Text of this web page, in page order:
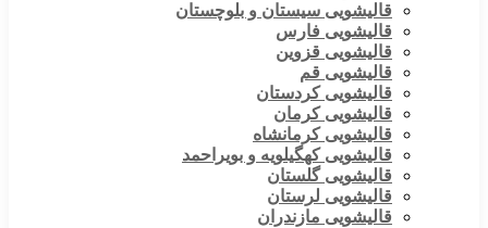
قالیشویی سیستان و بلوچستان
قالیشویی فارس
قالیشویی قزوین
قالیشویی قم
قالیشویی کردستان
قالیشویی کرمان
قالیشویی کرمانشاه
قالیشویی کهگیلویه و بویراحمد
قالیشویی گلستان
قالیشویی لرستان
قالیشویی مازندران